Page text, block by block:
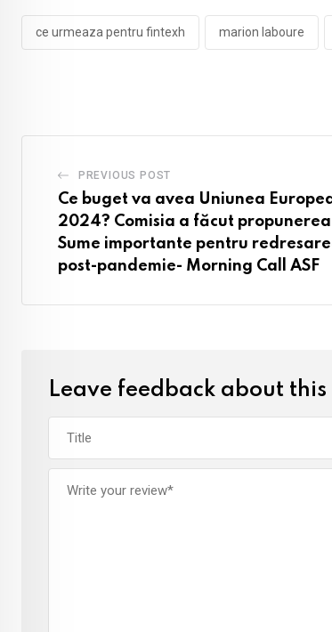
ce urmeaza pentru fintexh marion laboure
PREVIOUS POST
Ce buget va avea Uniunea
2024? Comisia a făcut
Sume importante pentru
post-pandemie- Morning Call ASF
Leave feedback about this